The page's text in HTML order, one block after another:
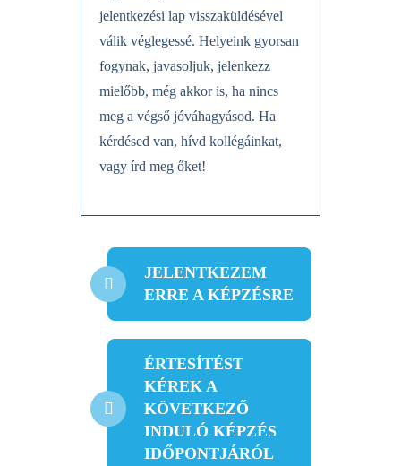
jelentkezési lap visszaküldésével
válik véglegessé. Helyeink gyorsan
fogynak, javasoljuk, jelenkezz
mielőbb, még akkor is, ha nincs
meg a végső jóváhagyásod. Ha
kérdésed van, hívd kollégáinkat,
vagy írd meg őket!
JELENTKEZEM
ERRE A KÉPZÉSRE
ÉRTESÍTÉST
KÉREK A
KÖVETKEZŐ
INDULÓ KÉPZÉS
IDŐPONTJÁRÓL